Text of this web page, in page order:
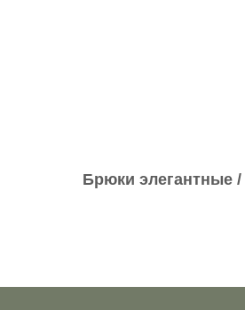
Брюки элегантные /